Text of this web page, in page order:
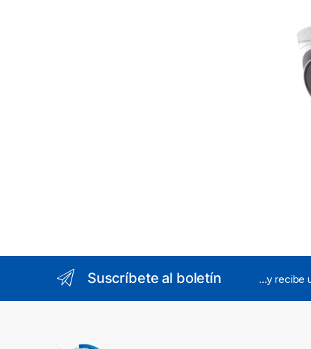
Suscríbete al boletín ...y recibe